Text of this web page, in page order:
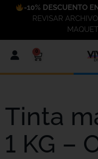
-10% DESCUENTO
REVISAR
0
Tinta
1 KG –